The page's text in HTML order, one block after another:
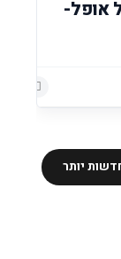
אופל-
יותר